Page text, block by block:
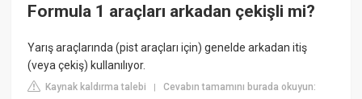
Formula 1 araçları arkadan çekişli mi?
Yarış araçlarında (pist araçları için) genelde arkadan itiş
(veya çekiş) kullanılıyor.
Kaynak kaldırma talebi |Cevabın tamamını burada okuyun: